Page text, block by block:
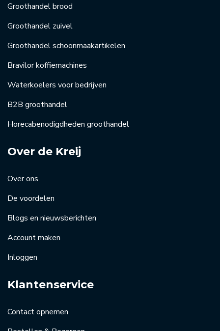
Groothandel brood
Groothandel zuivel
Groothandel schoonmaakartikelen
Bravilor koffiemachines
Waterkoelers voor bedrijven
B2B groothandel
Horecabenodigdheden groothandel
Over de Kreij
Over ons
De voordelen
Blogs en nieuwsberichten
Account maken
Inloggen
Klantenservice
Contact opnemen